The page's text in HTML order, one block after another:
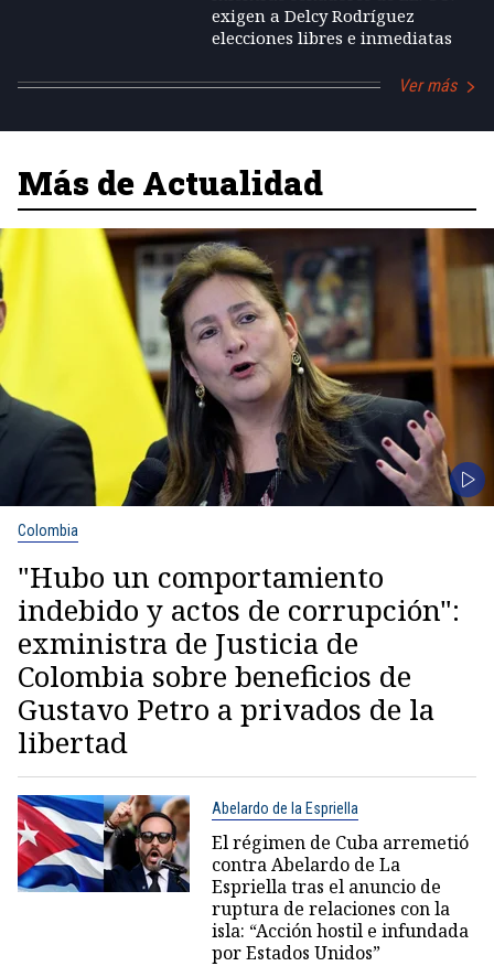
exigen a Delcy Rodríguez
elecciones libres e inmediatas
Ver más
Más de Actualidad
Colombia
"Hubo un comportamiento
indebido y actos de corrupción":
exministra de Justicia de
Colombia sobre beneficios de
Gustavo Petro a privados de la
libertad
Abelardo de la Espriella
El régimen de Cuba arremetió
contra Abelardo de La
Espriella tras el anuncio de
ruptura de relaciones con la
isla: “Acción hostil e infundada
por Estados Unidos”